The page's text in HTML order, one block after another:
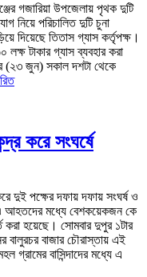
গজারিয়া উপজেলায় পৃথক দুটি
নিয়ে পরিচালিত দুটি চুনা
দিয়েছে তিতাস গ্যাস কর্তৃপক্ষ।
টাকার গ্যাস ব্যবহার করা
(২৩ জুন) সকাল দশটা থেকে
করে সংঘর্ষে
দুই পক্ষের দফায় দফায় সংঘর্ষ ও
আহতদের মধ্যে বেশকয়েকজন কে
করা হয়েছে। সোমবার দুপুর ১টার
বালুরচর বাজার চৌরাস্তায় এই
গ্রামের বাসিন্দাদের মধ্যে এ